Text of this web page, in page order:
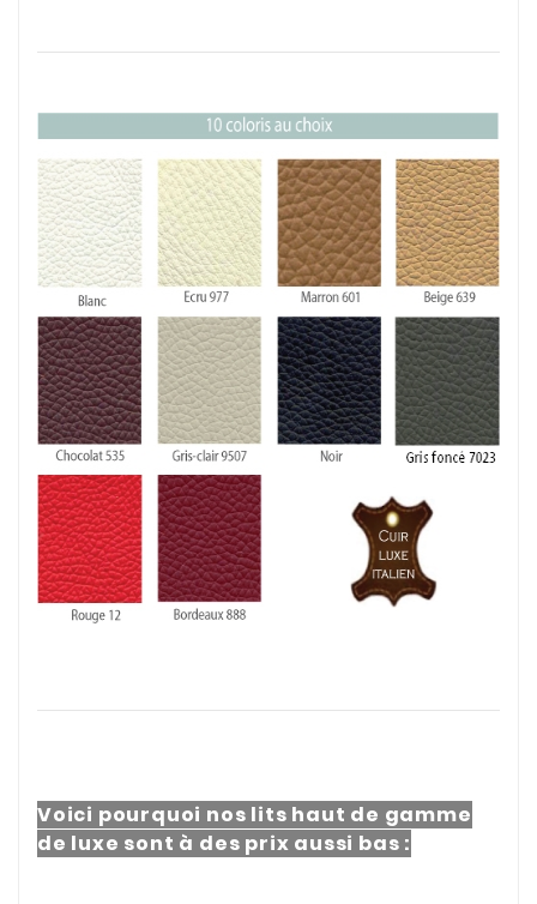
Voici pourquoi nos lits haut de gamme
de luxe sont à des prix aussi bas :